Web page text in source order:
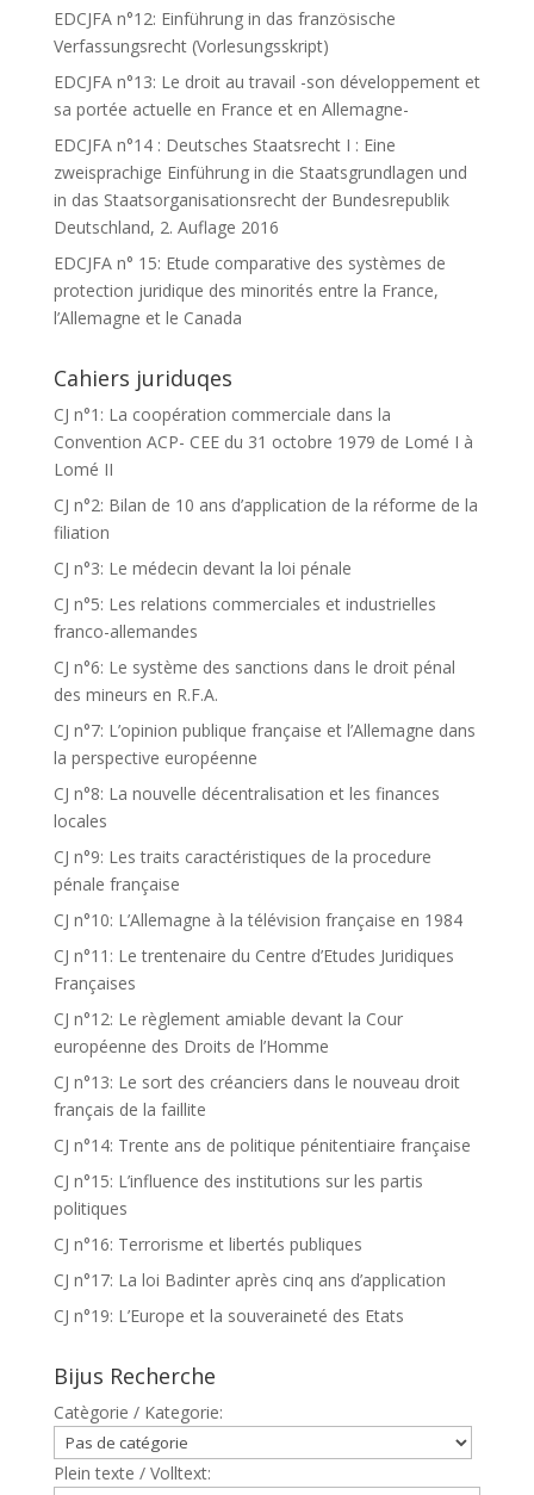
EDCJFA n°12: Einführung in das französische
Verfassungsrecht (Vorlesungsskript)
EDCJFA n°13: Le droit au travail -son développement et
sa portée actuelle en France et en Allemagne-
EDCJFA n°14 : Deutsches Staatsrecht I : Eine
zweisprachige Einführung in die Staatsgrundlagen und
in das Staatsorganisationsrecht der Bundesrepublik
Deutschland, 2. Auflage 2016
EDCJFA n° 15: Etude comparative des systèmes de
protection juridique des minorités entre la France,
l’Allemagne et le Canada
Cahiers juriduqes
CJ n°1: La coopération commerciale dans la
Convention ACP- CEE du 31 octobre 1979 de Lomé I à
Lomé II
CJ n°2: Bilan de 10 ans d’application de la réforme de la
filiation
CJ n°3: Le médecin devant la loi pénale
CJ n°5: Les relations commerciales et industrielles
franco-allemandes
CJ n°6: Le système des sanctions dans le droit pénal
des mineurs en R.F.A.
CJ n°7: L’opinion publique française et l’Allemagne dans
la perspective européenne
CJ n°8: La nouvelle décentralisation et les finances
locales
CJ n°9: Les traits caractéristiques de la procedure
pénale française
CJ n°10: L’Allemagne à la télévision française en 1984
CJ n°11: Le trentenaire du Centre d’Etudes Juridiques
Françaises
CJ n°12: Le règlement amiable devant la Cour
européenne des Droits de l’Homme
CJ n°13: Le sort des créanciers dans le nouveau droit
français de la faillite
CJ n°14: Trente ans de politique pénitentiaire française
CJ n°15: L’influence des institutions sur les partis
politiques
CJ n°16: Terrorisme et libertés publiques
CJ n°17: La loi Badinter après cinq ans d’application
CJ n°19: L’Europe et la souveraineté des Etats
Bijus Recherche
Catègorie / Kategorie:
Plein texte / Volltext: